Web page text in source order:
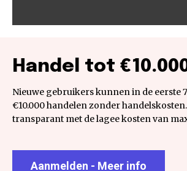
Handel tot
Nieuwe gebruikers kunnen in de eerste
€10.000 handelen zonder
transparant met de lagee kosten van
Aanmelden - Meer info